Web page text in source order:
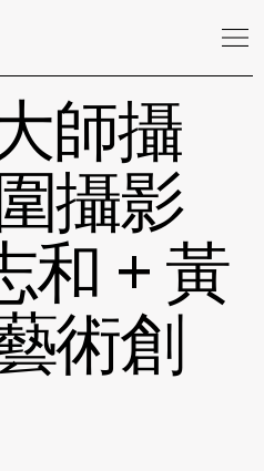
師攝
攝影
和 + 黃
術創